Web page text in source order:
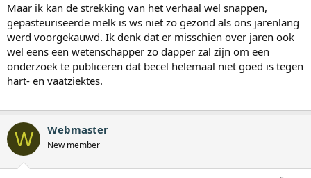
Maar ik kan de strekking van het verhaal wel snappen,
gepasteuriseerde melk is ws niet zo gezond als ons jarenlang
werd voorgekauwd. Ik denk dat er misschien over jaren ook
wel eens een wetenschapper zo dapper zal zijn om een
onderzoek te publiceren dat becel helemaal niet goed is tegen
hart- en vaatziektes.
W Webmaster
New member